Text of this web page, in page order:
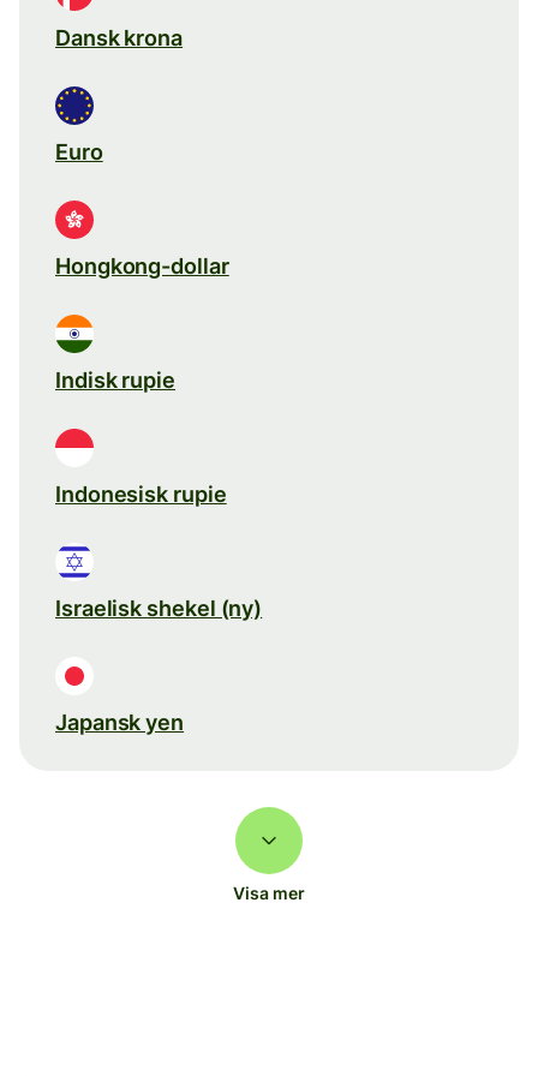
Dansk krona
Euro
Hongkong-dollar
Indisk rupie
Indonesisk rupie
Israelisk shekel (ny)
Japansk yen
Visa mer